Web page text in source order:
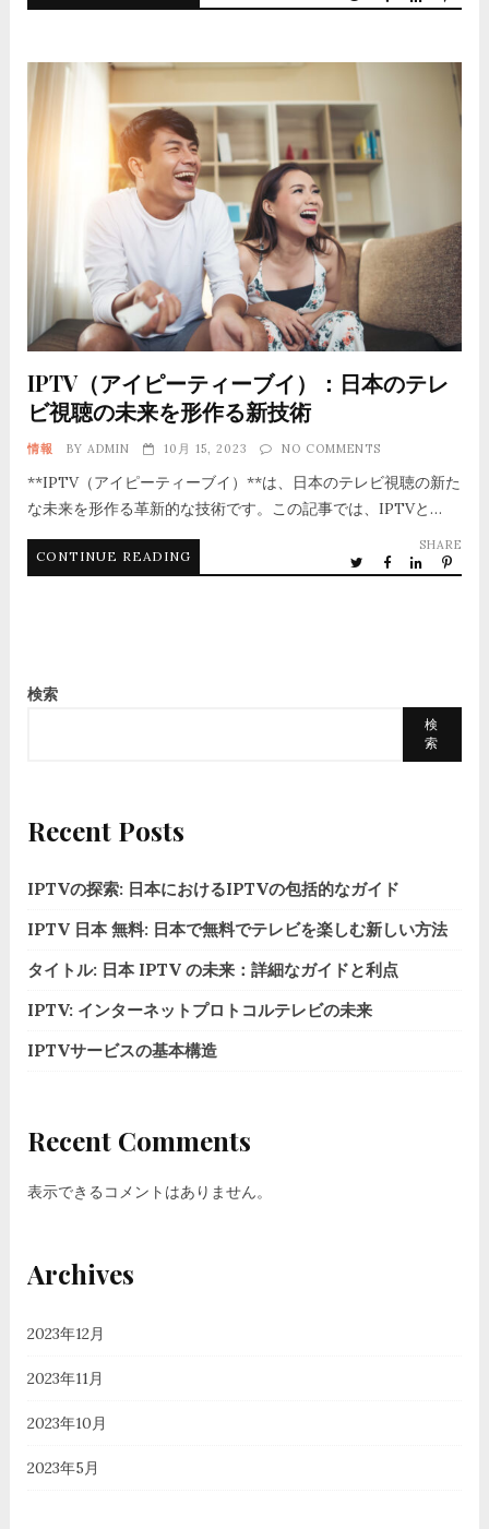
IPTV（アイピーティーブイ）：日本のテレ
ビ視聴の未来を形作る新技術
情報 BY ADMIN 10月 15, 2023 NO COMMENTS
**IPTV（アイピーティーブイ）**は、日本のテレビ視聴の新た
な未来を形作る革新的な技術です。この記事では、IPTVと…
CONTINUE READING
SHARE
検索
検
索
Recent Posts
IPTVの探索: 日本におけるIPTVの包括的なガイド
IPTV 日本 無料: 日本で無料でテレビを楽しむ新しい方法
タイトル: 日本 IPTV の未来：詳細なガイドと利点
IPTV: インターネットプロトコルテレビの未来
IPTVサービスの基本構造
Recent Comments
表示できるコメントはありません。
Archives
2023年12月
2023年11月
2023年10月
2023年5月